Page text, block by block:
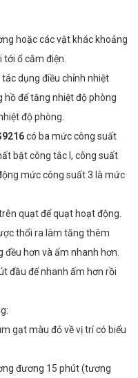
hoặc các vật khác khoảng
tới ổ cắm điện.
dụng điều chỉnh nhiệt
để tăng nhiệt độ phòng
độ phòng.
có ba mức công suất
bật công tắc I, công suất
mức công suất 3 là mức
quạt để quạt hoạt động.
thổi ra làm tăng thêm
đều hơn và ấm nhanh hơn.
đầu để nhanh ấm hơn rồi
gạt màu đỏ về vị trí có biểu
đương 15 phút (tương